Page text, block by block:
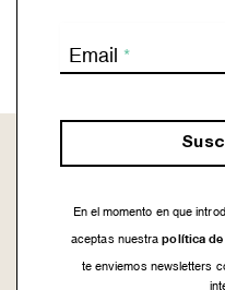
Email *
En el momento en que
aceptas nuestra política
te enviemos newsletters